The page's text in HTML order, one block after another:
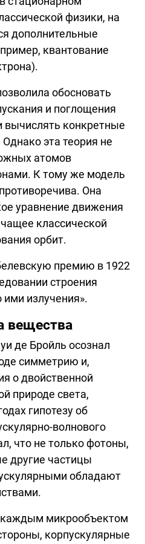
физики, на
дополнительные
квантование
обосновать
и поглощения
вычислять конкретные
эта теория не
атомов
К тому же модель
Она
уравнение движения
классической
орбит.
премию в 1922
строения
ими излучения».
вещества
де Бройль осознал
симметрию и,
о двойственной
природе света,
гипотезу об
волнового
что не только фотоны,
другие частицы
обладают
каждым микрообъектом
корпускулярные